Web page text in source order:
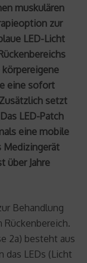
muskulären
zur
LED-Licht
eine sofort
setzt
LED-Patch
eine mobile
Medizingerät
über Jahre
Behandlung
2a) besteht aus
LEDs (Licht